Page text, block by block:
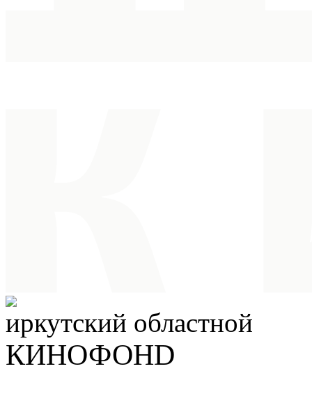
иркутский областной
КИНОФОНD